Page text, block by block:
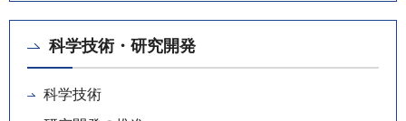
科学技術・研究開発
科学技術